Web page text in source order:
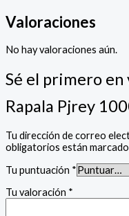
Valoraciones
No hay valoraciones aún.
Sé el primero en
Rapala Pjrey
Tu dirección de correo
obligatorios están
Tu puntuación *
Tu valoración *